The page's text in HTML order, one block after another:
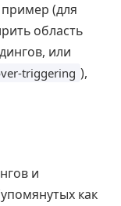
(для
область
или
triggering ),
и
как